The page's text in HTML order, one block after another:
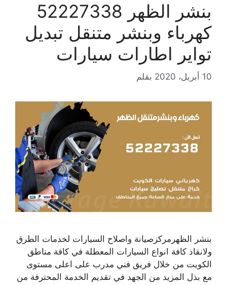
بنشر الظهر 52227338
كهرباء وبنشر متنقل تبديل
تواير اطارات سيارات
10 أبريل، 2020 بقلم
بنشر الظهرمركزصيانة واصلاح السيارات لخدمات الطرق
ولانقاذ كافة انواع السيارات المعطلة في كافة مناطق
الكويت من خلال فريق فني مدرب على اعلى مستوى
مع بذل المزيد من الجهد في تقديم الخدمة المحترفة من